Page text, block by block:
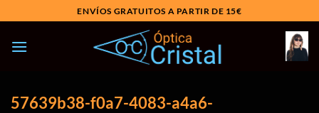
al
contenido
ENVÍOS GRATUITOS A PARTIR DE 15€
57639b38-f0a7-4083-a4a6-